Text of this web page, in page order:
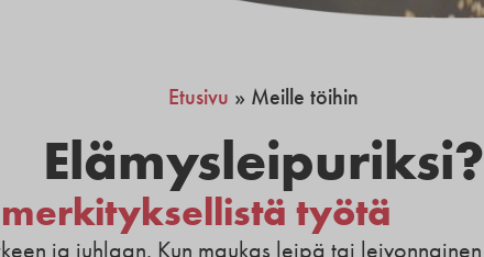
Etusivu » Meille töihin
Elämysleipuriksi?
merkityksellistä työtä
ja juhlaan. Kun maukas leipä tai leivonnainen